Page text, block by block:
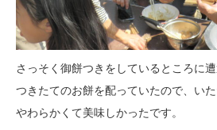
さっそく御餅つきをしているところに遭
つきたてのお餅を配っていたので、いた
やわらかくて美味しかったです。